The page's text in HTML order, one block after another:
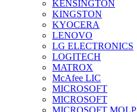
KENSINGTON
KINGSTON
KYOCERA
LENOVO
LG ELECTRONICS
LOGITECH
MATROX
McAfee LIC
MICROSOFT
MICROSOFT
MICROSOFT MOLP